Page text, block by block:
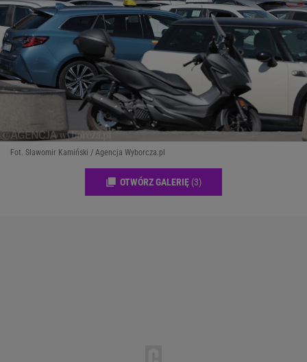
Fot. Sławomir Kamiński / Agencja Wyborcza.pl
OTWÓRZ GALERIĘ (3)